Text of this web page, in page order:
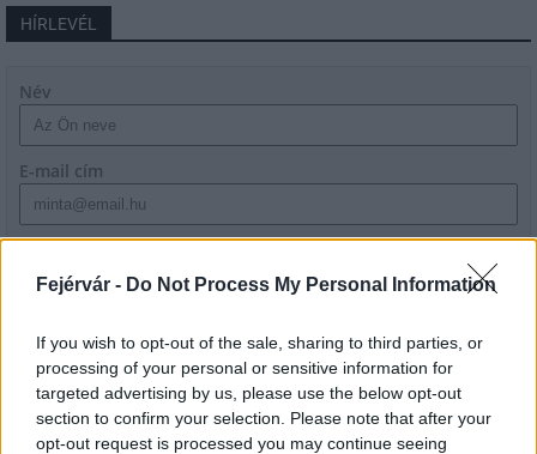
Fejérvár - Do Not Process My Personal Information
If you wish to opt-out of the sale, sharing to third parties, or
processing of your personal or sensitive information for
targeted advertising by us, please use the below opt-out
section to confirm your selection. Please note that after your
opt-out request is processed you may continue seeing
HÍRLEVÉL
Név
E-mail cím
szabályzatot!
LEGFRISSEBB